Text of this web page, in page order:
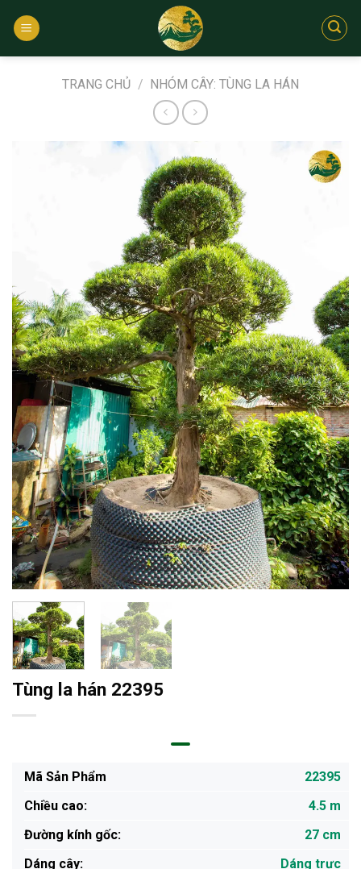
qua
TRANG CHỦ / NHÓM CÂY: TÙNG LA HÁN
Tùng la hán 22395
Mã Sản Phẩm
22395
Chiều cao:
4.5 m
Đường kính gốc:
27 cm
Dáng cây:
Dáng trực